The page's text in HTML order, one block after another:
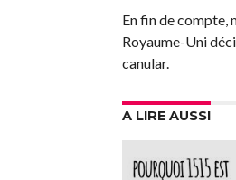
En fin de compte,
Royaume-Uni
canular.
A LIRE AUSSI